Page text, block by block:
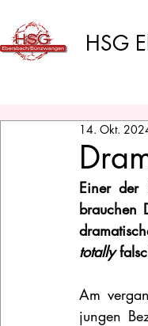
HSG
14. Okt.
Einer der
brauchen
totally
Am
jungen